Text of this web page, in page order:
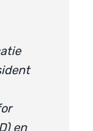
en